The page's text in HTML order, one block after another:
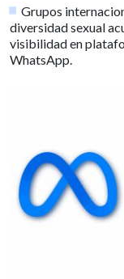
Grupos
diversidad sexual
visibilidad en
WhatsApp.